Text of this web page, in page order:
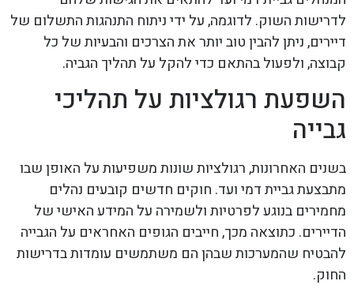
לדרישות השוק. לדוגמה, על ידי ניתוח התנהגות התשלום של
דיירים, ניתן להבין טוב יותר את הצרכים והבעיות של כל
קבוצה, ולפעול בהתאם כדי להקל על תהליך הגביה.
השפעת רגולציות על תהליכי
גבייה
בשנים האחרונות, רגולציות שונות משפיעות על האופן שבו
מתבצעת גביית דמי ועד. חוקים חדשים קובעים נהלים
מחמירים בנוגע לפרטיות ולשמירה על המידע האישי של
הדיירים. כתוצאה מכך, חייבים הגופים האחראים על הגבייה
להבטיח שהמערכות שבהן הם משתמשים עומדות בדרישות
החוק.